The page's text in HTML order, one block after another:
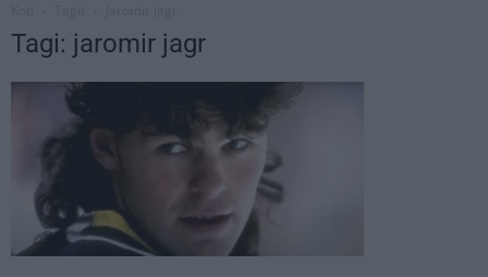
Tagi: jaromir jagr